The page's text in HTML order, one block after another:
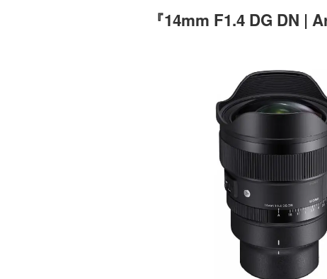
『14mm F1.4 DG DN |